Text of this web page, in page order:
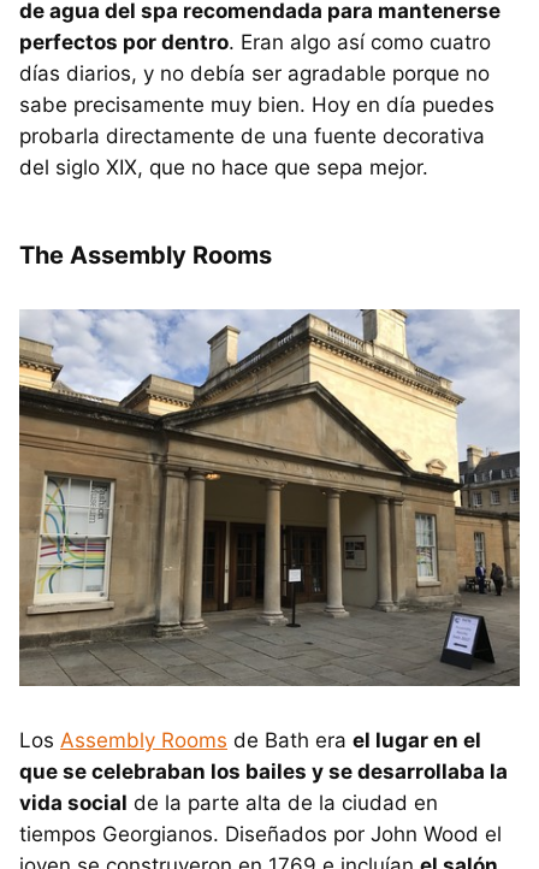
de agua del spa recomendada para mantenerse
perfectos por dentro. Eran algo así como cuatro
días diarios, y no debía ser agradable porque no
sabe precisamente muy bien. Hoy en día puedes
probarla directamente de una fuente decorativa
del siglo XIX, que no hace que sepa mejor.
The Assembly Rooms
Los Assembly Rooms de Bath era el lugar en el
que se celebraban los bailes y se desarrollaba la
vida social de la parte alta de la ciudad en
tiempos Georgianos. Diseñados por John Wood el